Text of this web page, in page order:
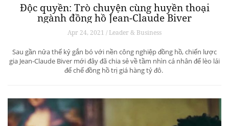
Độc quyền: Trò chuyện cùng huyền thoại
ngành đồng hồ Jean-Claude Biver
Apr 24, 2021 / Leader & Business
Sau gần nửa thế kỷ gắn bó với nền công nghiệp đồng hồ, chiến lược
gia Jean-Claude Biver mới đây đã chia sẻ về tầm nhìn cá nhân để lèo lái
đế chế đồng hồ trị giá hàng tỷ đô.